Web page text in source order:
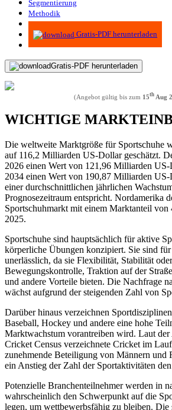
Segmentierung
Methodik
Infografiken
Gratis-PDF herunterladen
Gratis-PDF herunterladen
(Angebot gültig bis zum 15thAug
WICHTIGE
Die weltweite Marktgröße für Sportschuhe
auf 116,2 Milliarden US-Dollar geschätzt.
2026 einen Wert von 121,96 Milliarden
2034 einen Wert von 190,87 Milliarden
einer durchschnittlichen jährlichen
Prognosezeitraum entspricht. Nordamerika
Sportschuhmarkt mit einem Marktanteil von
2025.
Sportschuhe sind hauptsächlich für aktive
körperliche Übungen konzipiert. Sie sind
unerlässlich, da sie Flexibilität, Stabilität oder
Bewegungskontrolle, Traktion auf der
und andere Vorteile bieten. Die Nachfrage
wächst aufgrund der steigenden Zahl von
Darüber hinaus verzeichnen
Baseball, Hockey und andere eine hohe
Marktwachstum vorantreiben wird. Laut
Cricket Census verzeichnete Cricket im
zunehmende Beteiligung von Männern und
ein Anstieg der Zahl der Sportaktivitäten
Potenzielle Branchenteilnehmer werden in
wahrscheinlich den Schwerpunkt auf die
legen, um wettbewerbsfähig zu bleiben. Die